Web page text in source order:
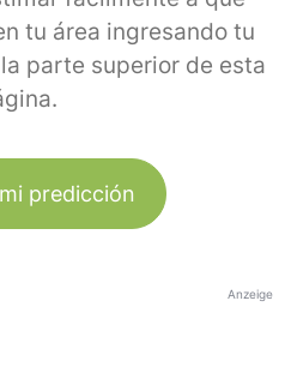
tu área ingresando tu
parte superior de esta
predicción
Anzeige